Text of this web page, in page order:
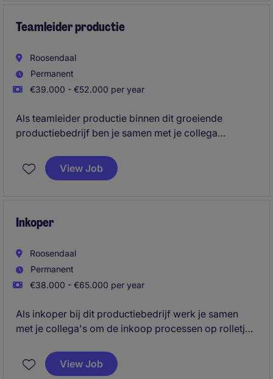
Teamleider productie
Roosendaal
Permanent
€39.000 - €52.000 per year
Als teamleider productie binnen dit groeiende
productiebedrijf ben je samen met je collega
14 FTE. Een persoonlijke aanpak staat bij ons hoog in
het vaandel, omdat we geven om onze collega's.
View Job
Inkoper
Roosendaal
Permanent
€38.000 - €65.000 per year
Als inkoper bij dit productiebedrijf werk je samen
met je collega's om de inkoop processen op rolletjes
kosteneffectieve inkoopstrategie binnen de
inkoopafdeling.
View Job